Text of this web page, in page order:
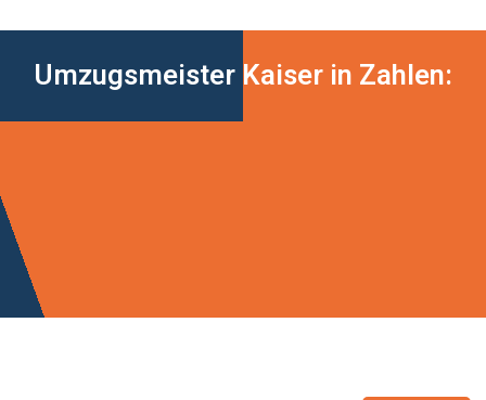
Umzugsmeister Kaiser in Zahlen: